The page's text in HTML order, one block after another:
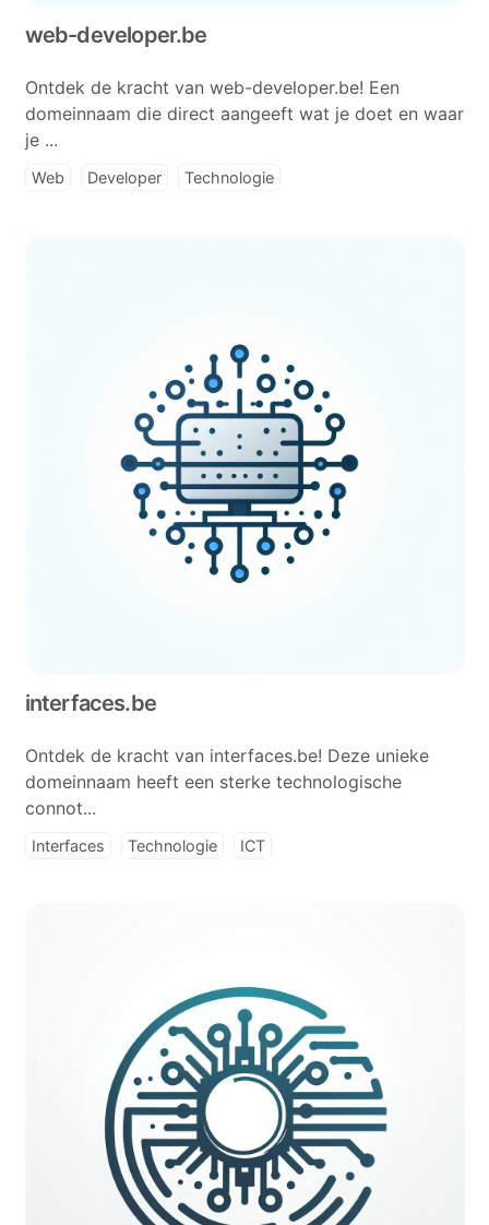
web-developer.be
Ontdek de kracht van web-developer.be! Een
domeinnaam die direct aangeeft wat je doet en waar
je ...
Web Developer Technologie
interfaces.be
Ontdek de kracht van interfaces.be! Deze unieke
domeinnaam heeft een sterke technologische
connot...
Interfaces Technologie ICT